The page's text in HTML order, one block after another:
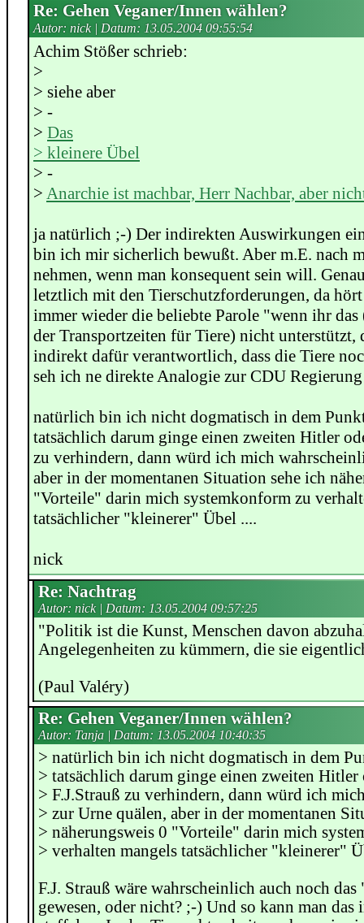
Re: Gehen Veganer/Innen wählen?
Autor: nick | Datum: 13.05.2004 09:55:54
Achim Stößer schrieb:
>
> siehe aber
> -
> Das
> kleinere Übel
> -
> Anarchie ist machbar, Herr Nachbar, aber
ja natürlich ;-) Der indirekten Auswirkungen
bin ich mir sicherlich bewußt. Aber m.E. nach
nehmen, wenn man konsequent sein will.
letztlich mit den Tierschutzforderungen, da
immer wieder die beliebte Parole "wenn ihr
der Transportzeiten für Tiere) nicht unterstützt,
indirekt dafür verantwortlich, dass die Tiere
seh ich ne direkte Analogie zur CDU
natürlich bin ich nicht dogmatisch in dem
tatsächlich darum ginge einen zweiten Hitler
zu verhindern, dann würd ich mich
aber in der momentanen Situation sehe ich
"Vorteile" darin mich systemkonform zu
tatsächlicher "kleinerer" Übel ....
nick
Re: Nachtrag
Autor: nick | Datum: 13.05.2004 09:57:25
"Politik ist die Kunst, Menschen davon
Angelegenheiten zu kümmern, die sie
(Paul Valéry)
Re: Gehen Veganer/Innen wählen?
Autor: Tanja | Datum: 13.05.2004 10:40:35
> natürlich bin ich nicht dogmatisch in dem
> tatsächlich darum ginge einen zweiten Hitler
> F.J.Strauß zu verhindern, dann würd ich
> zur Urne quälen, aber in der momentanen
> näherungsweis 0 "Vorteile" darin mich
> verhalten mangels tatsächlicher "kleinerer"
F.J. Strauß wäre wahrscheinlich auch noch
gewesen, oder nicht? ;-) Und so kann man das